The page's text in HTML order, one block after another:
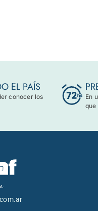
EL PAÍS
conocer los
En
que